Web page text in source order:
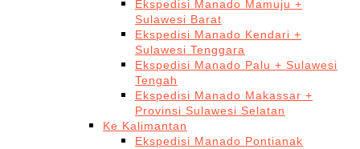
Ekspedisi Manado Mamuju +
Sulawesi Barat
Ekspedisi Manado Kendari +
Sulawesi Tenggara
Ekspedisi Manado Palu + Sulawesi
Tengah
Ekspedisi Manado Makassar +
Provinsi Sulawesi Selatan
Ke Kalimantan
Ekspedisi Manado Pontianak